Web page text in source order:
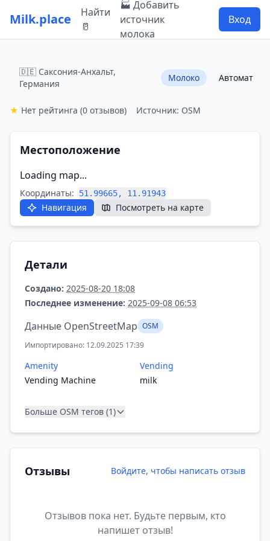
Milk.place
Найти
🥛
🏭 Добавить
источник
молока
Вход
🇩🇪 Саксония-Анхальт,
Германия
Молоко Автомат
★ Нет рейтинга (0 отзывов) Источник: OSM
Местоположение
Loading map...
Координаты: 51.99665, 11.91943
Навигация Посмотреть на карте
Детали
Создано: 2025-08-20 18:08
Последнее изменение: 2025-09-08 06:53
Данные OpenStreetMap OSM
Импортировано: 12.09.2025 17:39
Amenity
Vending Machine
Vending
milk
Больше OSM тегов (1)
Отзывы Войдите, чтобы написать отзыв
Отзывов пока нет. Будьте первым, кто
напишет отзыв!